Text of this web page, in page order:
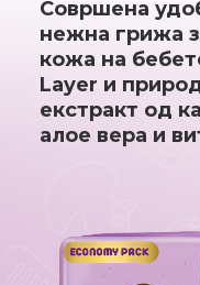
КАЛЕНДАР
ТОРБА ЗА
КОНТАКТ
Совршена
нежна грижа
кожа на
Layer и
екстракт од
алое вера и